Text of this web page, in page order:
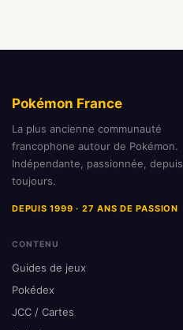
Pokémon France
La plus ancienne communauté
francophone autour de Pokémon.
Indépendante, passionnée, depuis
toujours.
DEPUIS 1999 · 27 ANS DE PASSION
CONTENU
Guides de jeux
Pokédex
JCC / Cartes